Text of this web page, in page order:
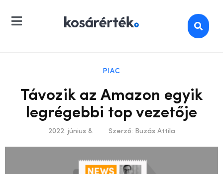
PIAC
Távozik az Amazon egyik
legrégebbi top vezetője
2022. június 8. Szerző: Buzás Attila